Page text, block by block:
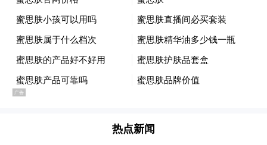
年内实现本地投产、5年内本地化率达 50%，
特斯拉并未接受。
2025年7月，特斯拉换了个策略，不急着建
厂，先卖车试试。孟买、德里、班加罗尔、
热点新闻